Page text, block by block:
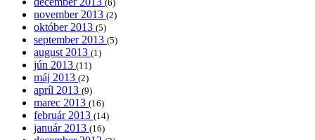
(6)
november 2013 (2)
október 2013 (5)
september 2013 (5)
august 2013 (1)
jún 2013 (11)
máj 2013 (2)
apríl 2013 (9)
marec 2013 (16)
február 2013 (14)
január 2013 (16)